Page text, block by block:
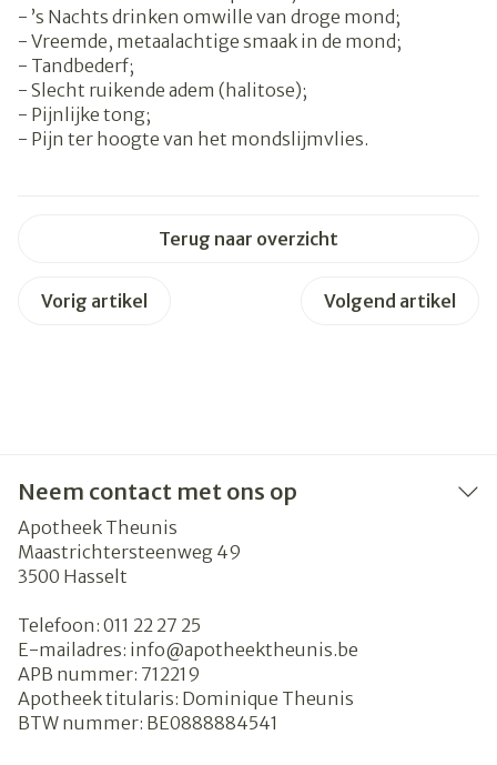
- ’s Nachts drinken omwille van droge mond;
- Vreemde, metaalachtige smaak in de mond;
- Tandbederf;
- Slecht ruikende adem (halitose);
- Pijnlijke tong;
- Pijn ter hoogte van het mondslijmvlies.
Terug naar overzicht
Vorig artikel Volgend artikel
Neem contact met ons op
Apotheek Theunis
Maastrichtersteenweg 49
3500 Hasselt
Telefoon: 011 22 27 25
E-mailadres: info@apotheektheunis.be
APB nummer: 712219
Apotheek titularis: Dominique Theunis
BTW nummer: BE0888884541